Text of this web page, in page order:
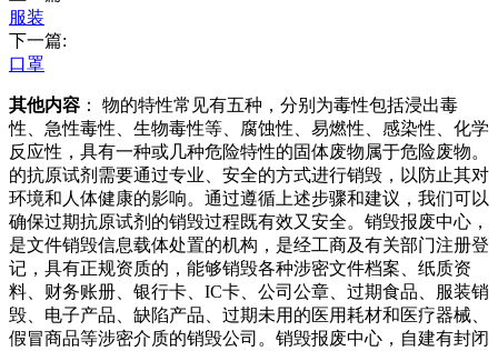
服装
下一篇:
口罩
其他内容 ： 物的特性常见有五种，分别为毒性包括浸出毒
性、急性毒性、生物毒性等、腐蚀性、易燃性、感染性、化学
反应性，具有一种或几种危险特性的固体废物属于危险废物。
的抗原试剂需要通过专业、安全的方式进行销毁，以防止其对
环境和人体健康的影响。通过遵循上述步骤和建议，我们可以
确保过期抗原试剂的销毁过程既有效又安全。销毁报废中心，
是文件销毁信息载体处置的机构，是经工商及有关部门注册登
记，具有正规资质的，能够销毁各种涉密文件档案、纸质资
料、财务账册、银行卡、IC卡、公司公章、过期食品、服装销
毁、电子产品、缺陷产品、过期未用的医用耗材和医疗器械、
假冒商品等涉密介质的销毁公司。销毁报废中心，自建有封闭